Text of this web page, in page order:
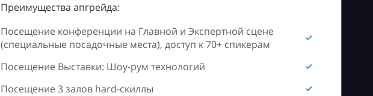
Преимущества апгрейда:
Посещение конференции на Главной и Экспертной сцене
(специальные посадочные места), доступ к 70+ спикерам
Посещение Выставки: Шоу-рум технологий
Посещение 3 залов hard-скиллы